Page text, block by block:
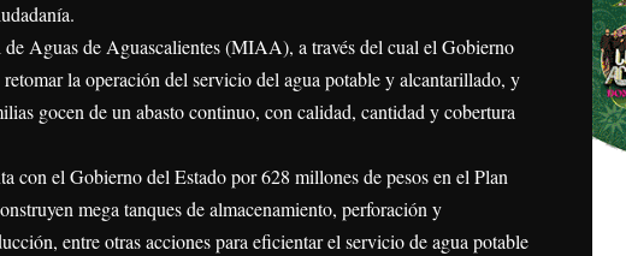
Aguas de Aguascalientes (MIAA), a través del cual el Gobierno
la operación del servicio del agua potable y alcantarillado, y
gocen de un abasto continuo, con calidad, cantidad y cobertura
con el Gobierno del Estado por 628 millones de pesos en el Plan
mega tanques de almacenamiento, perforación y
entre otras acciones para eficientar el servicio de agua potable